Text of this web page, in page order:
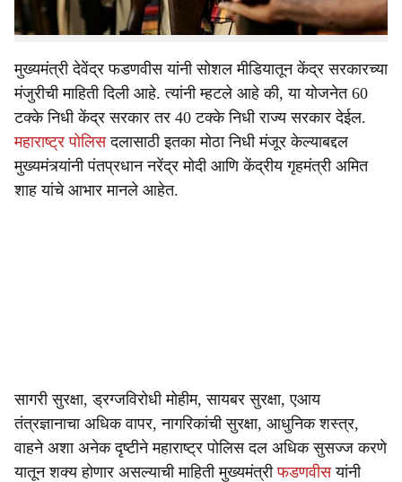
उभारणी करणेही शक्य होणार आहे.
मुख्यमंत्री देवेंद्र फडणवीस यांनी सोशल मीडियातून केंद्र सरकारच्या
मंजुरीची माहिती दिली आहे. त्यांनी म्हटले आहे की, या योजनेत 60
टक्के निधी केंद्र सरकार तर 40 टक्के निधी राज्य सरकार देईल.
महाराष्ट्र पोलिसदलासाठी इतका मोठा निधी मंजूर केल्याबद्दल
मुख्यमंत्र्यांनी पंतप्रधान नरेंद्र मोदी आणि केंद्रीय गृहमंत्री अमित
शाह यांचे आभार मानले आहेत.
सागरी सुरक्षा, ड्रग्जविरोधी मोहीम, सायबर सुरक्षा, एआय
तंत्रज्ञानाचा अधिक वापर, नागरिकांची सुरक्षा, आधुनिक शस्त्र,
वाहने अशा अनेक दृष्टीने महाराष्ट्र पोलिस दल अधिक सुसज्ज करणे
यातून शक्य होणार असल्याची माहिती मुख्यमंत्रीफडणवीसयांनी